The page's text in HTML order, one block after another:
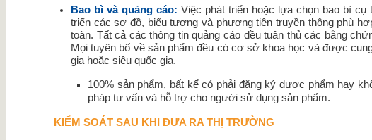
Bao bì và quảng cáo: Việc phát triển hoặc lựa chọn bao bì
triển các sơ đồ, biểu tượng và phương tiện truyền thông phù
toàn. Tất cả các thông tin quảng cáo đều tuân thủ các bằng
Mọi tuyên bố về sản phẩm đều có cơ sở khoa học và được
gia hoặc siêu quốc gia.
100% sản phẩm, bất kể có phải đăng ký dược phẩm hay
pháp tư vấn và hỗ trợ cho người sử dụng sản phẩm.
KIỂM SOÁT SAU KHI ĐƯA RA THỊ TRƯỜNG